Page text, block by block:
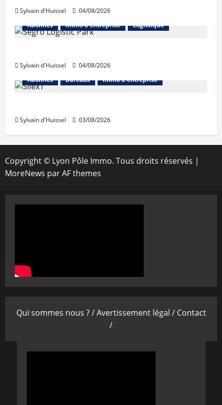
Sylvain d'Huissel
04/08/2026
Abonnés
Immo d'entreprise Logistique
Sylvain d'Huissel
04/08/2026
Abonnés
Bureaux Immo d'entreprise
Sylvain d'Huissel 03/08/2026
Copyright © Lyon Pôle Immo. Tous droits réservés |
MoreNews par AF themes
Qui sommes nous ? /Avertissement légal / Contact
/